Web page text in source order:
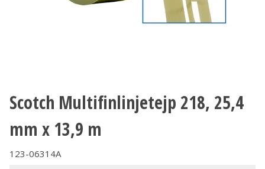
Scotch Multifinlinjetejp 218, 25,4
mm x 13,9 m
123-06314A